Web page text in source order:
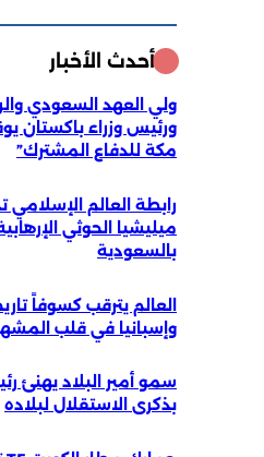
أحدث الأخبار
ولي العهد السعودي
ورئيس وزراء باكستان
مكة للدفاع المشترك”
رابطة العالم الإسلامي
ميليشيا الحوثي
بالسعودية
العالم يترقب كسوفاً
وإسبانيا في قلب
سمو أمير البلاد يهنئ
بذكرى الاستقلال لبلاده